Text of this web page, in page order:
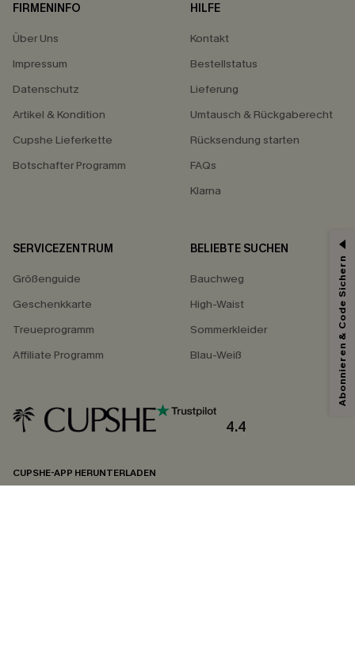
FIRMENINFO
Über Uns
Impressum
Datenschutz
Artikel & Kondition
Cupshe Lieferkette
Botschafter Programm
HILFE
Kontakt
Bestellstatus
Lieferung
Umtausch & Rückgaberecht
Rücksendung starten
FAQs
Klarna
SERVICEZENTRUM
Größenguide
Geschenkkarte
Treueprogramm
Affiliate Programm
BELIEBTE SUCHEN
Bauchweg
High-Waist
Sommerkleider
Blau-Weiß
4.4
CUPSHE-APP HERUNTERLADEN
15% ERHALTEN
*Ein Code pro Bestellung. Jeder Code ist einmal gültig.
Sie akzeptieren außerdem unsereAllgemeinen Geschäftsbedingungen
und Datenschutzbestimmungen . Sie können sich jederzeit abmelden.
Abonnieren & Code Sichern